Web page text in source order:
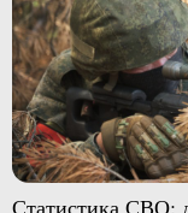
Статистика СВО: